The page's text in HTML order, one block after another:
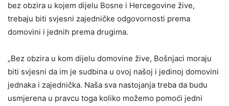
bez obzira u kojem dijelu Bosne i Hercegovine žive,
trebaju biti svjesni zajedničke odgovornosti prema
domovini i jednih prema drugima.
„Bez obzira u kom dijelu domovine žive, Bošnjaci moraju
biti svjesni da im je sudbina u ovoj našoj i jedinoj domovini
jednaka i zajednička. Naša sva nastojanja treba da budu
usmjerena u pravcu toga koliko možemo pomoći jedni